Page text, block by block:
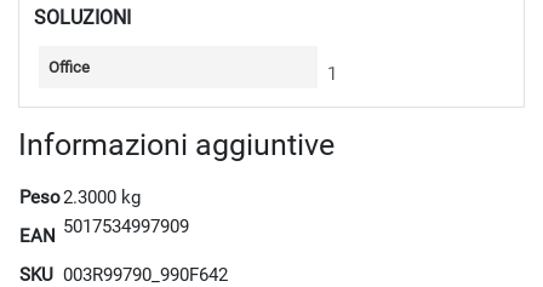
SOLUZIONI
Office 1
Informazioni aggiuntive
Peso2.3000 kg
EAN 5017534997909
SKU 003R99790_990F642